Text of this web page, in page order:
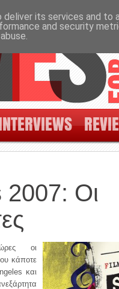
Οι
οι
κάποτε
και
its services and to
and security